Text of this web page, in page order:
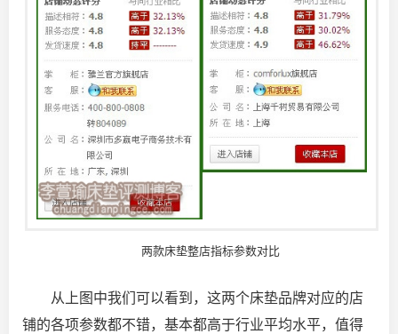
两款床垫整店指标参数对比
从上图中我们可以看到，这两个床垫品牌对应的店
铺的各项参数都不错，基本都高于行业平均水平，值得